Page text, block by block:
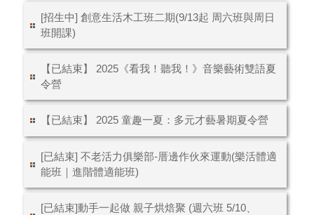
[招生中] 創意生活木工班二期(9/13起 周六班與周日
班開課)
【已結束】 2025《看我！聽我！》音樂藝術雙語夏
令營
【已結束】 2025 童趣一夏：多元才藝暑期夏令營
[已結束] 不老活力俱樂部-厝邊作伙來運動(樂活體適
能班｜進階體適能班)
[已結束]動手一起做 親子烘焙聚 (週六班 5/10、